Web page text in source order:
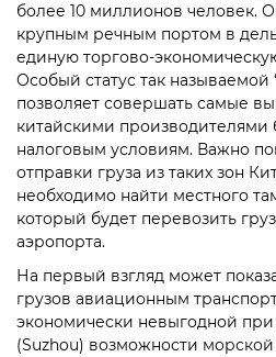
более 10 миллионов человек.
крупным речным портом в
единую торгово-
Особый статус так называемой
позволяет совершать самые
китайскими производителями
налоговым условиям. Важно
отправки груза из таких зон
необходимо найти местного
который будет перевозить
аэропорта.
На первый взгляд может
грузов авиационным
экономически невыгодной
(Suzhou) возможности